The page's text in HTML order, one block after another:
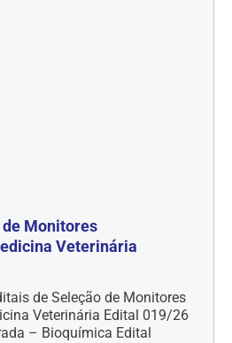
de Monitores
Veterinária
de Seleção de Monitores
Veterinária Edital 019/26
– Bioquímica Edital